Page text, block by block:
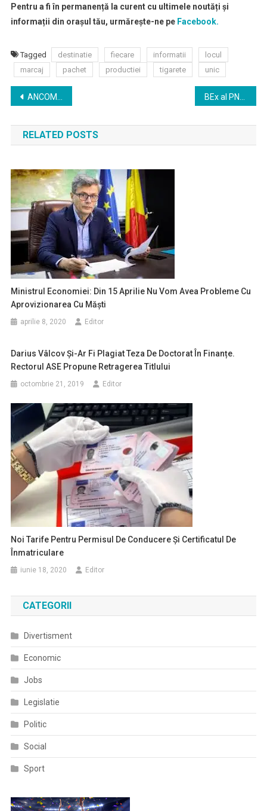
Pentru a fi în permanență la curent cu ultimele noutăți și
informații din orașul tău, urmărește-ne peFacebook.
Tagged destinatie fiecare informatii
locul
marcaj
pachet productiei tigarete unic
Navigare
în
articole
ANCOM propune scăderea cu aproape 10% a tarifelor la convorbirile pe mobil, de la 1 ianuarie 2020 (proiect)
RELATED POSTS
Ministrul Economiei: Din 15 Aprilie Nu Vom Avea Probleme Cu
Aprovizionarea Cu Măşti
aprilie 8, 2020 Editor
Darius Vâlcov Și-Ar Fi Plagiat Teza De Doctorat În Finanțe.
Rectorul ASE Propune Retragerea Titlului
octombrie 21, 2019 Editor
Noi Tarife Pentru Permisul De Conducere Şi Certificatul De
Înmatriculare
iunie 18, 2020 Editor
CATEGORII
Divertisment
Economic
Jobs
Legislatie
Politic
Social
Sport